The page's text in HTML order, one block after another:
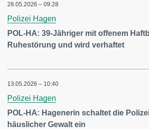
28.05.2026 – 09:28
Polizei Hagen
POL-HA: 39-Jähriger mit offenem
Ruhestörung und wird verhaftet
13.05.2026 – 10:40
Polizei Hagen
POL-HA: Hagenerin schaltet die
häuslicher Gewalt ein